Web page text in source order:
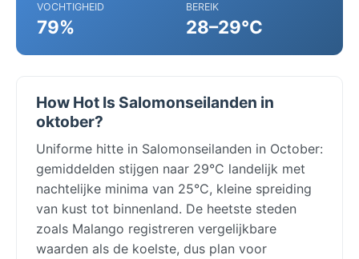
VOCHTIGHEID
79%
BEREIK
28–29°C
How Hot Is Salomonseilanden in
oktober?
Uniforme hitte in Salomonseilanden in October:
gemiddelden stijgen naar 29°C landelijk met
nachtelijke minima van 25°C, kleine spreiding
van kust tot binnenland. De heetste steden
zoals Malango registreren vergelijkbare
waarden als de koelste, dus plan voor